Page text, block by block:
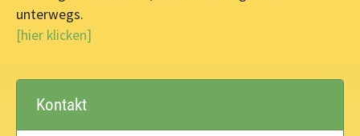
unterwegs.
[hier klicken]
Kontakt